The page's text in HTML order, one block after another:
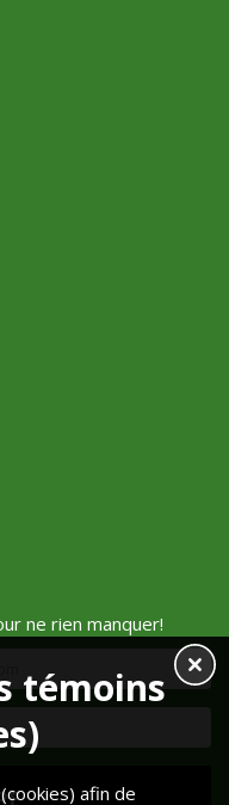
ne rien manquer!
témoins
afin de